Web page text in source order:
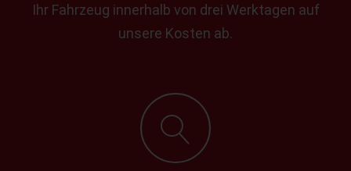
Ihr Fahrzeug innerhalb von drei Werktagen auf
unsere Kosten ab.